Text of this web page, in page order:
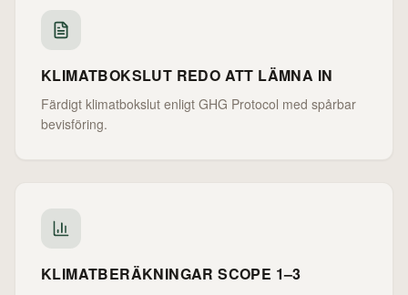
KLIMATBOKSLUT REDO ATT LÄMNA IN
Färdigt klimatbokslut enligt GHG Protocol med spårbar
bevisföring.
KLIMATBERÄKNINGAR SCOPE 1–3